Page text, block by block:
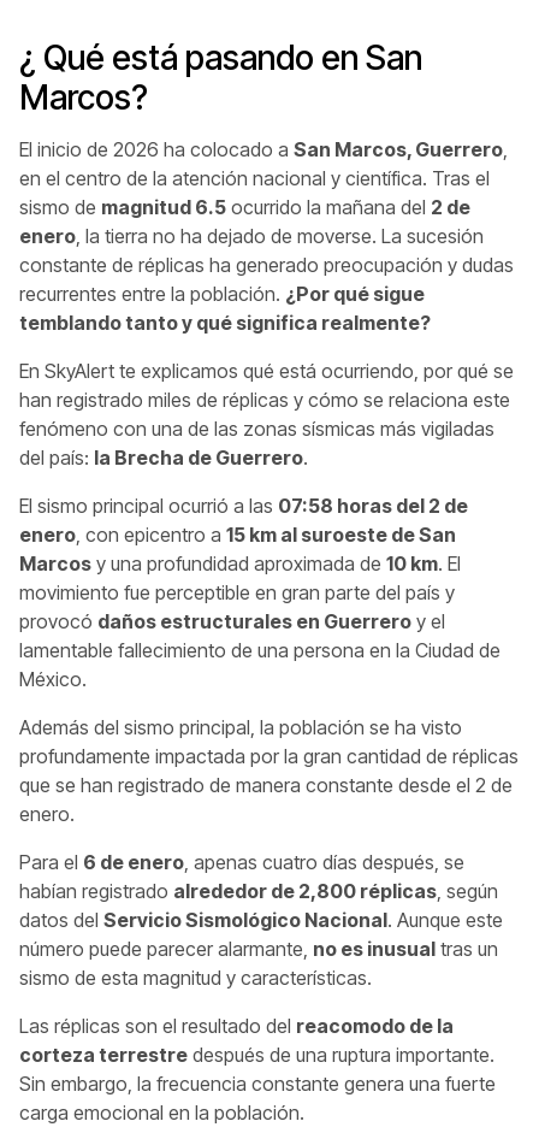
¿ Qué está pasando en San
Marcos?
El inicio de 2026 ha colocado a San Marcos, Guerrero
en el centro de la atención nacional y científica. Tras el
sismo de magnitud 6.5 ocurrido la mañana del 2 de
enero , la tierra no ha dejado de moverse. La sucesión
constante de réplicas ha generado preocupación y dudas
recurrentes entre la población. ¿Por qué sigue
temblando tanto y qué significa realmente?
En SkyAlert te explicamos qué está ocurriendo, por qué se
han registrado miles de réplicas y cómo se relaciona este
fenómeno con una de las zonas sísmicas más vigiladas
del país: la Brecha de Guerrero.
El sismo principal ocurrió a las 07:58 horas del 2 de
enero , con epicentro a 15 km al suroeste de San
Marcos y una profundidad aproximada de 10 km. El
movimiento fue perceptible en gran parte del país y
provocó daños estructurales en Guerrero y el
lamentable fallecimiento de una persona en la Ciudad de
México.
Además del sismo principal, la población se ha visto
profundamente impactada por la gran cantidad de réplicas
que se han registrado de manera constante desde el 2 de
enero.
Para el 6 de enero , apenas cuatro días después, se
habían registrado alrededor de 2,800 réplicas , según
datos del Servicio Sismológico Nacional. Aunque este
número puede parecer alarmante, no es inusual tras un
sismo de esta magnitud y características.
Las réplicas son el resultado del reacomodo de la
corteza terrestre después de una ruptura importante.
Sin embargo, la frecuencia constante genera una fuerte
carga emocional en la población.